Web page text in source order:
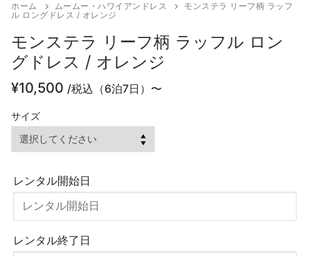
ホーム ムームー・ハワイアンドレス
モンステラ リーフ柄 ラッフ
ル ロングドレス / オレンジ
モンステラ リーフ柄 ラッフル ロン
グドレス / オレンジ
¥10,500 /税込（6泊7日）〜
サイズ
レンタル開始日
レンタル終了日